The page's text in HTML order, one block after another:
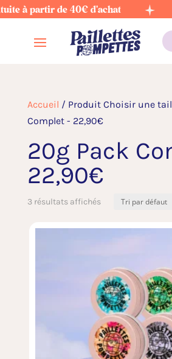
à partir de 40€ d'achat
Accueil / Produit Choisir une
Complet - 22,90€
20g Pack
22,90€
3 résultats affichés